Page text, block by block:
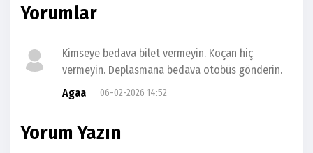
Yorumlar
Kimseye bedava bilet vermeyin. Koçan hiç
vermeyin. Deplasmana bedava otobüs gönderin.
Agaa
06-02-2026 14:52
Yorum Yazın